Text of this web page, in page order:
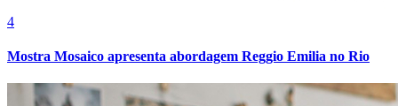
4
Mostra Mosaico apresenta abordagem Reggio Emilia no Rio